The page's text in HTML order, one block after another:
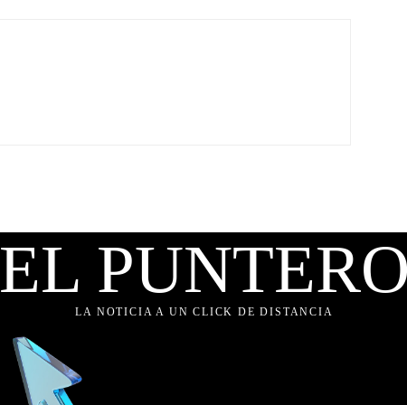
EL
LA NOTICIA A UN CLICK DE DISTANCIA